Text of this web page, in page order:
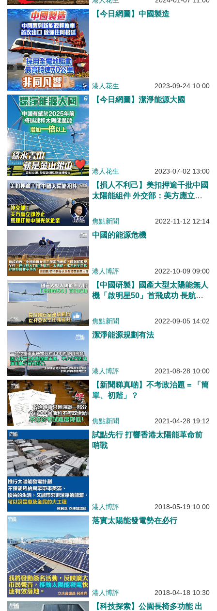
【今日網圖】中國製造
港人花生 2023-09-24 10:00
【今日網圖】潔淨能源大國
港人花生 2023-07-02 13:00
【損人不利己】美扣押逾千批中國
太陽能組件 外交部：美方應立即
焦點新聞 2022-11-12 12:14
中國的能源危機
港人博評 2022-10-09 09:00
【中國研製】國產大型太陽能無人
機「啟明星50」首飛成功 長航時
焦點新聞 2022-09-05 14:02
潔淨能源規劃有法
港人博評 2021-08-28 10:00
【新聞睇真啲】不考政治題 = 「簡
單、初階」？
焦點新聞 2021-04-28 19:12
試點先行 打響香港太陽能革命前
哨戰
港人博評 2018-05-19 10:00
落實太陽能發電勢在必行
港人博評 2018-04-18 10:30
【科技探索】公園長椅多功能 出